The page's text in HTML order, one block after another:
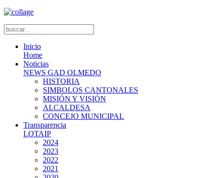
Inicio
Home
Noticias
NEWS GAD OLMEDO
HISTORIA
SIMBOLOS CANTONALES
MISIÓN Y VISIÓN
ALCALDESA
CONCEJO MUNICIPAL
Transparencia
LOTAIP
2024
2023
2022
2021